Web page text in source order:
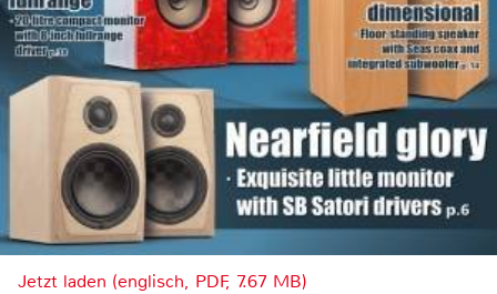
Jetzt laden (englisch, PDF, 7.67 MB)